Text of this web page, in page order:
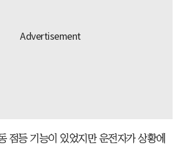
점등 기능이 있었지만 운전자가 상황에